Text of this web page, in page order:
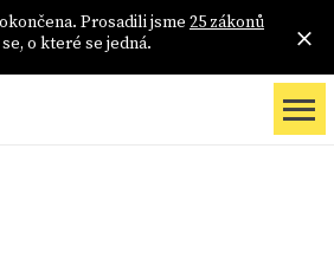
Prosadili jsme 25 zákonů
o které se jedná.